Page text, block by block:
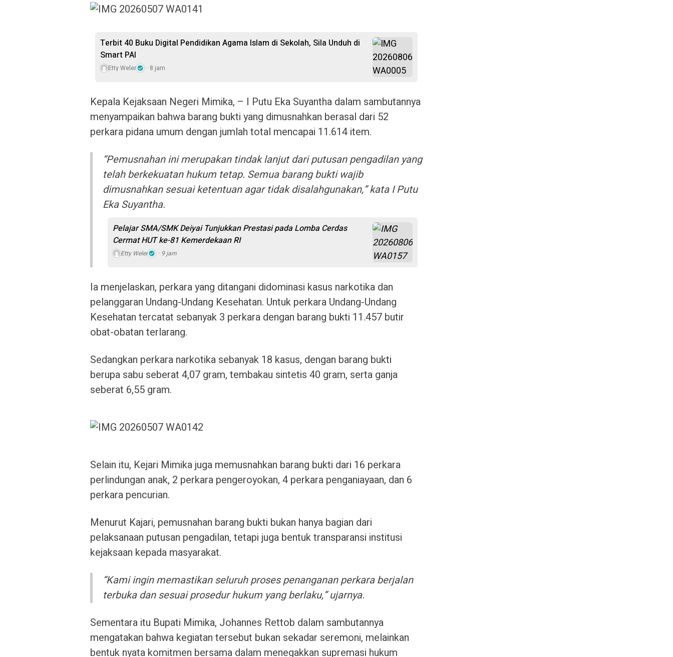
Terbit 40 Buku Digital Pendidikan Agama Islam di Sekolah, Sila Unduh di
Smart PAI
Etty Weler 8 jam
Kepala Kejaksaan Negeri Mimika, – I Putu Eka Suyantha dalam sambutannya
menyampaikan bahwa barang bukti yang dimusnahkan berasal dari 52
perkara pidana umum dengan jumlah total mencapai 11.614 item.
“Pemusnahan ini merupakan tindak lanjut dari putusan pengadilan yang
telah berkekuatan hukum tetap. Semua barang bukti wajib
dimusnahkan sesuai ketentuan agar tidak disalahgunakan,” kata I Putu
Eka Suyantha.
Pelajar SMA/SMK Deiyai Tunjukkan Prestasi pada Lomba Cerdas
Cermat HUT ke-81 Kemerdekaan RI
Etty Weler 9 jam
Ia menjelaskan, perkara yang ditangani didominasi kasus narkotika dan
pelanggaran Undang-Undang Kesehatan. Untuk perkara Undang-Undang
Kesehatan tercatat sebanyak 3 perkara dengan barang bukti 11.457 butir
obat-obatan terlarang.
Sedangkan perkara narkotika sebanyak 18 kasus, dengan barang bukti
berupa sabu seberat 4,07 gram, tembakau sintetis 40 gram, serta ganja
seberat 6,55 gram.
Selain itu, Kejari Mimika juga memusnahkan barang bukti dari 16 perkara
perlindungan anak, 2 perkara pengeroyokan, 4 perkara penganiayaan, dan 6
perkara pencurian.
Menurut Kajari, pemusnahan barang bukti bukan hanya bagian dari
pelaksanaan putusan pengadilan, tetapi juga bentuk transparansi institusi
kejaksaan kepada masyarakat.
“Kami ingin memastikan seluruh proses penanganan perkara berjalan
terbuka dan sesuai prosedur hukum yang berlaku,” ujarnya.
Sementara itu Bupati Mimika, Johannes Rettob dalam sambutannya
mengatakan bahwa kegiatan tersebut bukan sekadar seremoni, melainkan
bentuk nyata komitmen bersama dalam menegakkan supremasi hukum